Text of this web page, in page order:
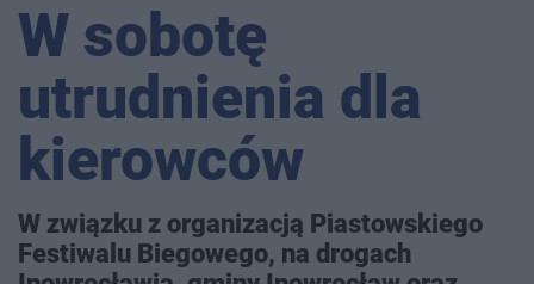
W sobotę
utrudnienia dla
kierowców
W związku z organizacją Piastowskiego
Festiwalu Biegowego, na drogach